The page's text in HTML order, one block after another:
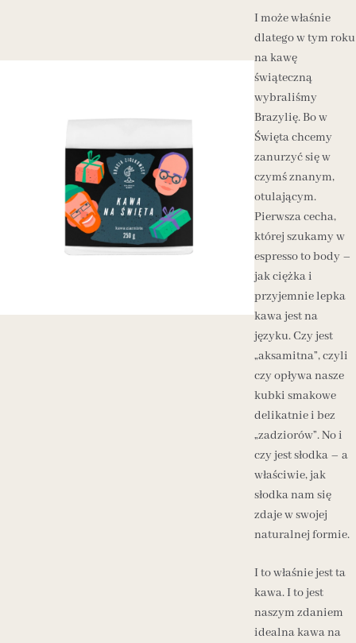
I może właśnie
dlatego w tym roku
na kawę
świąteczną
wybraliśmy
Brazylię. Bo w
Święta chcemy
zanurzyć się w
czymś znanym,
otulającym.
Pierwsza cecha,
której szukamy w
espresso to body –
jak ciężka i
przyjemnie lepka
kawa jest na
języku. Czy jest
„aksamitna”, czyli
czy opływa nasze
kubki smakowe
delikatnie i bez
„zadziorów”. No i
czy jest słodka – a
właściwie, jak
słodka nam się
zdaje w swojej
naturalnej formie.
I to właśnie jest ta
kawa. I to jest
naszym zdaniem
idealna kawa na